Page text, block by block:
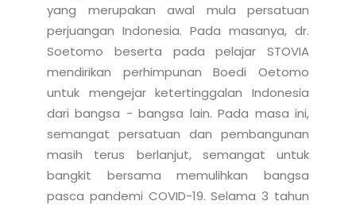
yang merupakan awal mula persatuan
perjuangan Indonesia. Pada masanya, dr.
Soetomo beserta pada pelajar STOVIA
mendirikan perhimpunan Boedi Oetomo
untuk mengejar ketertinggalan Indonesia
dari bangsa - bangsa lain. Pada masa ini,
semangat persatuan dan pembangunan
masih terus berlanjut, semangat untuk
bangkit bersama memulihkan bangsa
pasca pandemi COVID-19. Selama 3 tahun